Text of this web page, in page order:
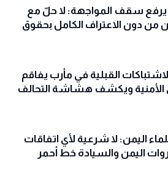
يرفع سقف المواجهة: لا حلّ مع
دون الاعتراف الكامل بحقوق
القبلية في مأرب يفاقم
الأمنية ويكشف هشاشة التحالف
اليمن: لا شرعية لأي اتفاقات
اليمن والسيادة خط أحمر